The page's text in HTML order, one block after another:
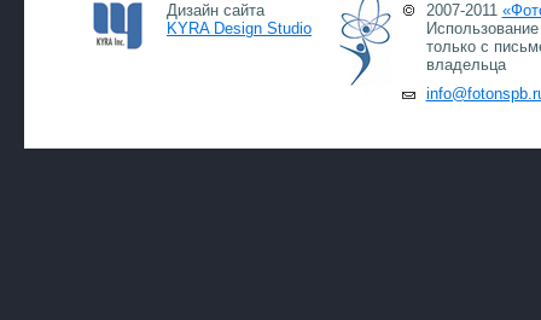
Дизайн сайта
KYRA Design Studio
2007-2011
только с
владельца